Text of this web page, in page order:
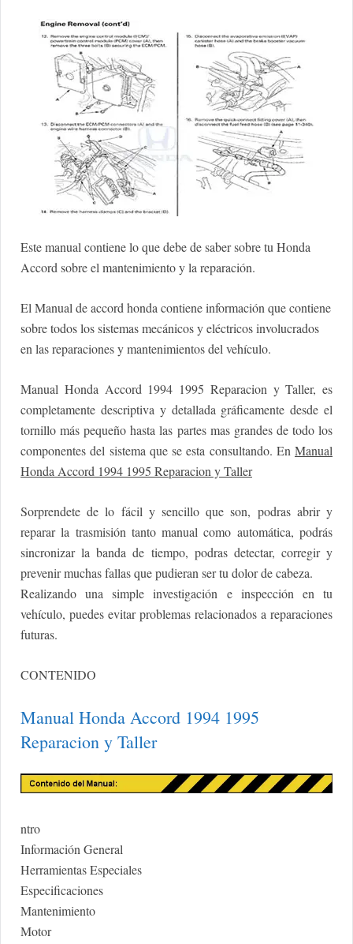
Este manual contiene lo que debe de saber sobre tu Honda
Accord sobre el mantenimiento y la reparación.
El Manual de accord honda contiene información que contiene
sobre todos los sistemas mecánicos y eléctricos involucrados
en las reparaciones y mantenimientos del vehículo.
Manual Honda Accord 1994 1995 Reparacion y Taller, es
completamente descriptiva y detallada gráficamente desde el
tornillo más pequeño hasta las partes mas grandes de todo los
componentes del sistema que se esta consultando. En Manual
Honda Accord 1994 1995 Reparacion y Taller
Sorprendete de lo fácil y sencillo que son, podras abrir y
reparar la trasmisión tanto manual como automática, podrás
sincronizar la banda de tiempo, podras detectar, corregir y
prevenir muchas fallas que pudieran ser tu dolor de cabeza.
Realizando una simple investigación e inspección en tu
vehículo, puedes evitar problemas relacionados a reparaciones
futuras.
CONTENIDO
Manual Honda Accord 1994 1995
Reparacion y Taller
ntro
Información General
Herramientas Especiales
Especificaciones
Mantenimiento
Motor